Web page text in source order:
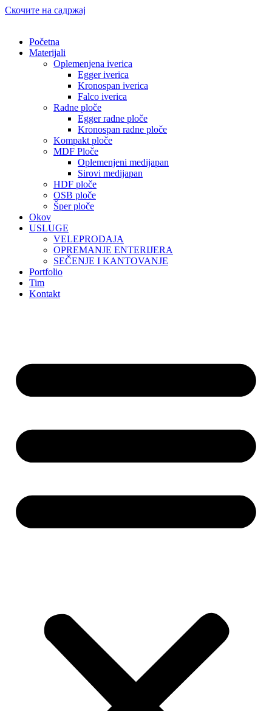
Скочите на садржај
Početna
Materijali
Oplemenjena iverica
Egger iverica
Kronospan iverica
Falco iverica
Radne ploče
Egger radne ploče
Kronospan radne ploče
Kompakt ploče
MDF Ploče
Oplemenjeni medijapan
Sirovi medijapan
HDF ploče
OSB ploče
Šper ploče
Okov
USLUGE
VELEPRODAJA
OPREMANJE ENTERIJERA
SEČENJE I KANTOVANJE
Portfolio
Tim
Kontakt